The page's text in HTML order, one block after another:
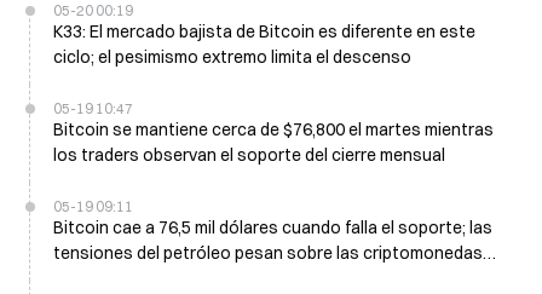
05-20 00:19
K33: El mercado bajista de Bitcoin es diferente en este
ciclo; el pesimismo extremo limita el descenso
05-19 10:47
Bitcoin se mantiene cerca de $76,800 el martes mientras
los traders observan el soporte del cierre mensual
05-19 09:11
Bitcoin cae a 76,5 mil dólares cuando falla el soporte; las
tensiones del petróleo pesan sobre las criptomonedas